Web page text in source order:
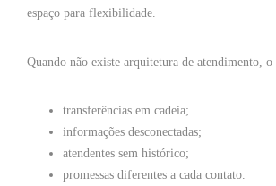
espaço para flexibilidade.
Quando não existe arquitetura de atendimento,
transferências em cadeia;
informações desconectadas;
atendentes sem histórico;
promessas diferentes a cada contato.